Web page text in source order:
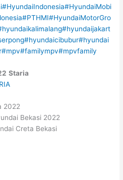
#HyundaiIndonesia#HyundaiMobi
#PTHMI#HyundaiMotorGro
#hyundaijakart
#hyundaicibubur#hyundai
#mpv#familympv#mpvfamily
Staria
2022
Creta Bekasi